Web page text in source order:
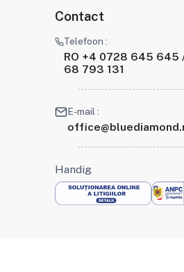
Contact
Telefoon :
RO +4 0728 645 645
68 793 131
E-mail :
Handig